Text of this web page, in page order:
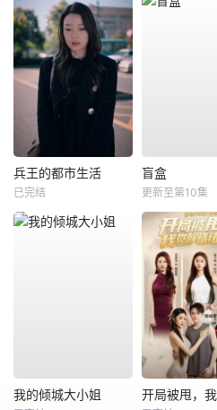
兵王的都市生活
已完结
盲盒
更新至第10集
我的倾城大小姐